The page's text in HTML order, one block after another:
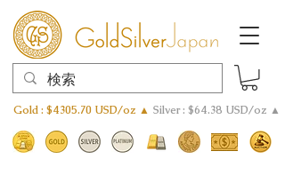
Gold : $4305.70 USD/oz ▲ Silver : $64.38 USD/oz ▲